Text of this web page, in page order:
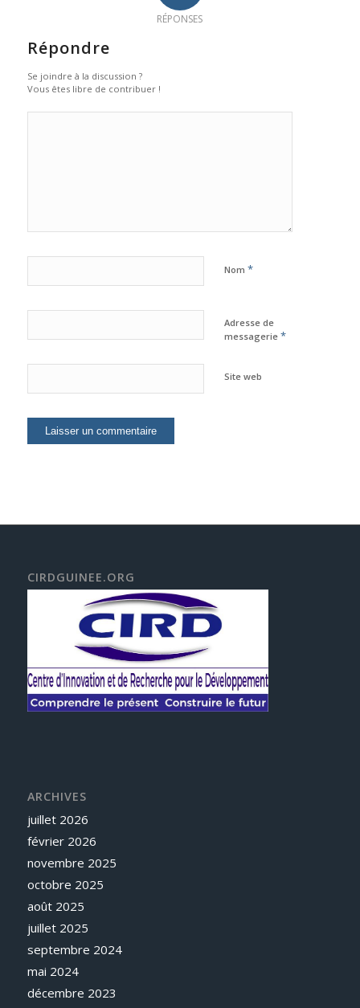
RÉPONSES
Répondre
Se joindre à la discussion ?
Vous êtes libre de contribuer !
Nom *
Adresse de
messagerie *
Site web
CIRDGUINEE.ORG
ARCHIVES
juillet 2026
février 2026
novembre 2025
octobre 2025
août 2025
juillet 2025
septembre 2024
mai 2024
décembre 2023